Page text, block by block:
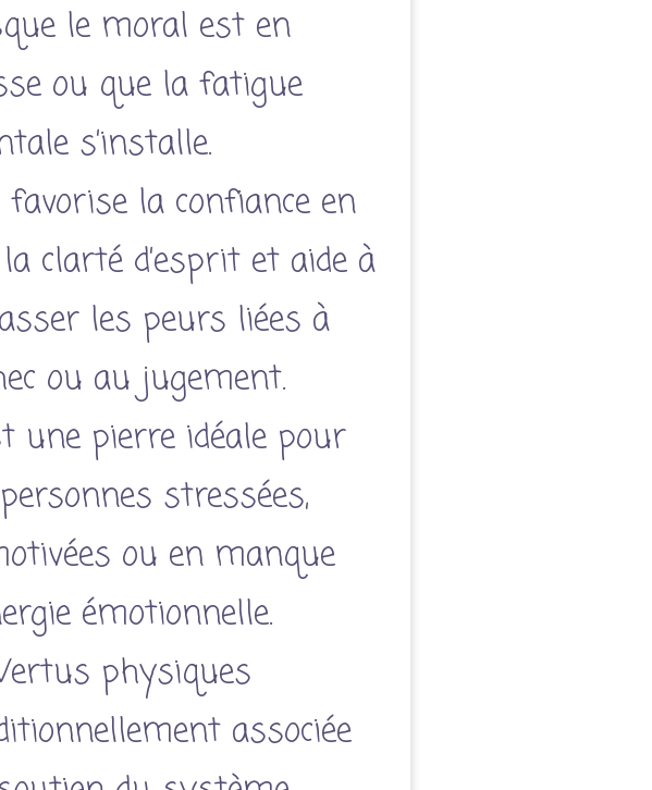
le moral est en
ou que la fatigue
s’installe.
favorise la confiance en
clarté d’esprit et aide à
les peurs liées à
ou au jugement.
une pierre idéale pour
stressées,
ou en manque
émotionnelle.
physiques
associée